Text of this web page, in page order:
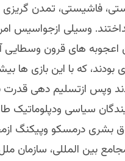
فاشیستی، تمدن گریزی
وسیلی ازجواسیس
اعجوبه های قرون
که با این بازی ها
ازتسلیم دهی قدرت به
سیاسی ودپلوماتیک
بشری درمسکو وپیکنگ
بین المللی،